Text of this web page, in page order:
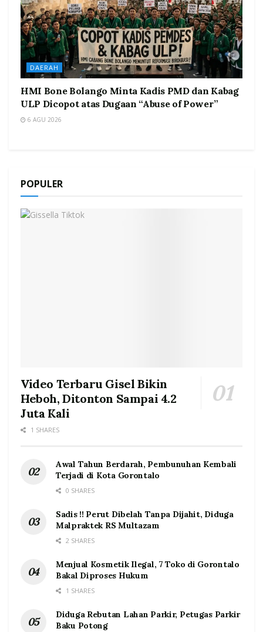
DAERAH
HMI Bone Bolango Minta Kadis PMD dan Kabag
ULP Dicopot atas Dugaan “Abuse of Power”
6 AGU 2026
POPULER
Video Terbaru Gisel Bikin
Heboh, Ditonton Sampai 4.2
Juta Kali
1 SHARES
Awal Tahun Berdarah, Pembunuhan Kembali
Terjadi di Kota Gorontalo
0 SHARES
Sadis !! Perut Dibelah Tanpa Dijahit, Diduga
Malpraktek RS Multazam
2 SHARES
Menjual Kosmetik Ilegal, 7 Toko di Gorontalo
Bakal Diproses Hukum
1 SHARES
Diduga Rebutan Lahan Parkir, Petugas Parkir
Baku Potong